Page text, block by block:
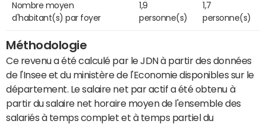
Nombre moyen
d'habitant(s) par foyer
1,9
personne(s)
1,7
personne(s)
Méthodologie
Ce revenu a été calculé par le JDN à partir des données
de l'Insee et du ministère de l'Economie disponibles sur le
département. Le salaire net par actif a été obtenu à
partir du salaire net horaire moyen de l'ensemble des
salariés à temps complet et à temps partiel du